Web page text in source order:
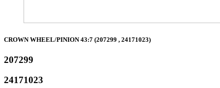
CROWN WHEEL/PINION 43:7 (207299 , 24171023)
207299
24171023